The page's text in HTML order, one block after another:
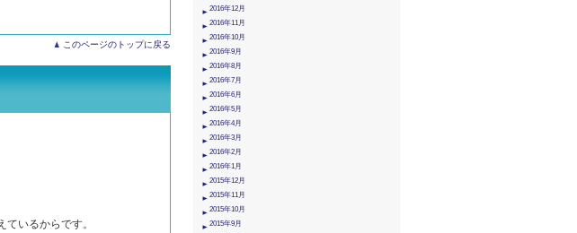
このページのトップに戻る
ているからです。
2016年12月
2016年11月
2016年10月
2016年9月
2016年8月
2016年7月
2016年6月
2016年5月
2016年4月
2016年3月
2016年2月
2016年1月
2015年12月
2015年11月
2015年10月
2015年9月